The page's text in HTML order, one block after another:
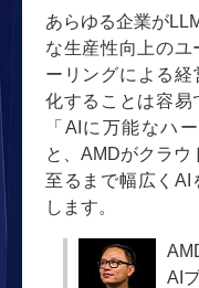
あらゆる企業が
な生産性向上の
ーリングによる
化することは容易
「AIに万能なハ
と、AMDがクラウ
至るまで幅広くAI
します。
AI